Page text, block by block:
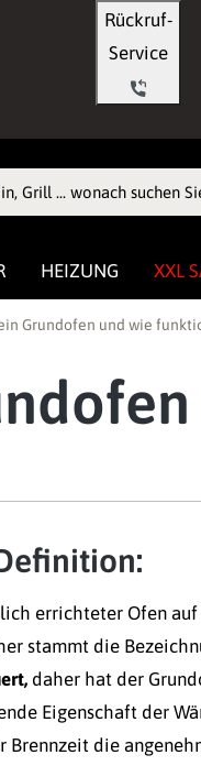
Rückruf-
HEIZUNG XXL
Grundofen und wie
errichteter Ofen
stammt die
daher hat der
Eigenschaft der
die